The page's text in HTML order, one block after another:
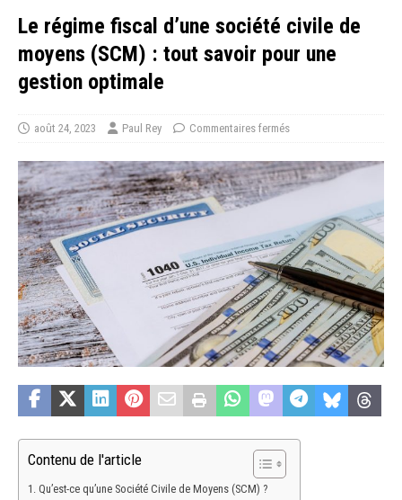
Le régime fiscal d’une société civile de
moyens (SCM) : tout savoir pour une
gestion optimale
août 24, 2023 Paul Rey Commentaires fermés
Contenu de l'article
Qu’est-ce qu’une Société Civile de Moyens (SCM) ?